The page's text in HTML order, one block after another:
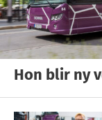
Hon blir ny